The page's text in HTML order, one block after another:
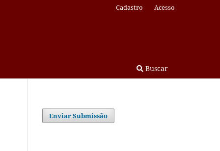
Buscar
Cadastro Acesso
Enviar Submissão